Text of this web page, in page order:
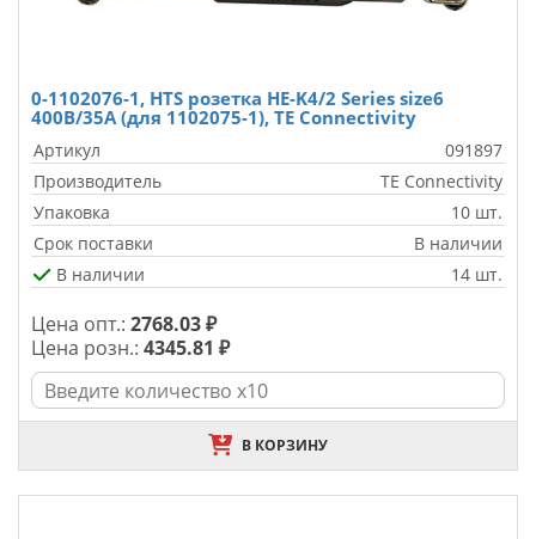
0-1102076-1, HTS розетка HE-K4/2 Series size6
400В/35A (для 1102075-1), TE Connectivity
Артикул
091897
Производитель
TE Connectivity
Упаковка
10 шт.
Срок поставки
В наличии
В наличии
14 шт.
Цена опт.: 2768.03 ₽
Цена розн.: 4345.81 ₽
В КОРЗИНУ